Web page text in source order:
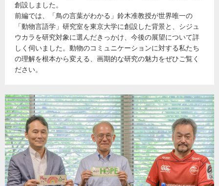
創設しました。
前編では、「鳥の言葉がわかる」鈴木准教授が世界唯一の
「動物言語学」研究室を東京大学に創設した背景と、シジュ
ウカラを研究対象に選んだきっかけ、今後の展望について詳
しく伺いました。動物のコミュニケーションに対する私たち
の理解を根本から変える、画期的な研究の魅力をぜひご覧く
ださい。